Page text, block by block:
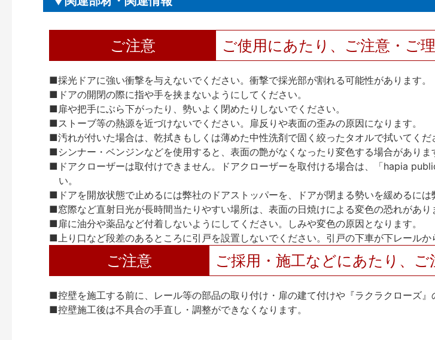
ご注意 ご使用にあたり、ご注意・ご
■採光ドアに強い衝撃を与えないでください。衝撃で採光部が割れる可能性があります。
■ドアの開閉の際に指や手を挟まないようにしてください。
■扉や把手にぶら下がったり、勢いよく閉めたりしないでください。
■ストーブ等の熱源を近づけないでください。扉反りや表面の歪みの原因になります。
■汚れが付いた場合は、乾拭きもしくは薄めた中性洗剤で固く絞ったタオルで拭いてくだ
■シンナー・ベンジンなどを使用すると、表面の艶がなくなったり変色する場合がありま
■ドアクローザーは取付けできません。ドアクローザーを取付ける場合は、「hapia
い。
■ドアを開放状態で止めるには弊社のドアストッパーを、ドアが閉まる勢いを緩めるには
■窓際など直射日光が長時間当たりやすい場所は、表面の日焼けによる変色の恐れがあ
■扉に油分や薬品など付着しないようにしてください。しみや変色の原因となります。
■上り口など段差のあるところに引戸を設置しないでください。引戸の下車が下レールか
ご注意 ご採用・施工などにあたり、
■控壁を施工する前に、レール等の部品の取り付け・扉の建て付けや『ラクラクローズ』
■控壁施工後は不具合の手直し・調整ができなくなります。